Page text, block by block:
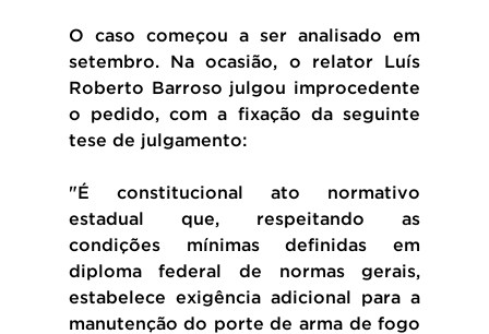
O caso começou a ser analisado em
setembro. Na ocasião, o relator Luís
Roberto Barroso julgou improcedente
o pedido, com a fixação da seguinte
tese de julgamento:
"É constitucional ato normativo
estadual que, respeitando as
condições mínimas definidas em
diploma federal de normas gerais,
estabelece exigência adicional para a
manutenção do porte de arma de fogo